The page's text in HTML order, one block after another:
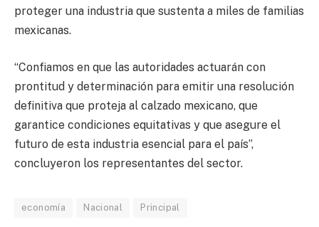
proteger una industria que sustenta a miles de familias
mexicanas.
“Confiamos en que las autoridades actuarán con
prontitud y determinación para emitir una resolución
definitiva que proteja al calzado mexicano, que
garantice condiciones equitativas y que asegure el
futuro de esta industria esencial para el país”,
concluyeron los representantes del sector.
economía Nacional Principal